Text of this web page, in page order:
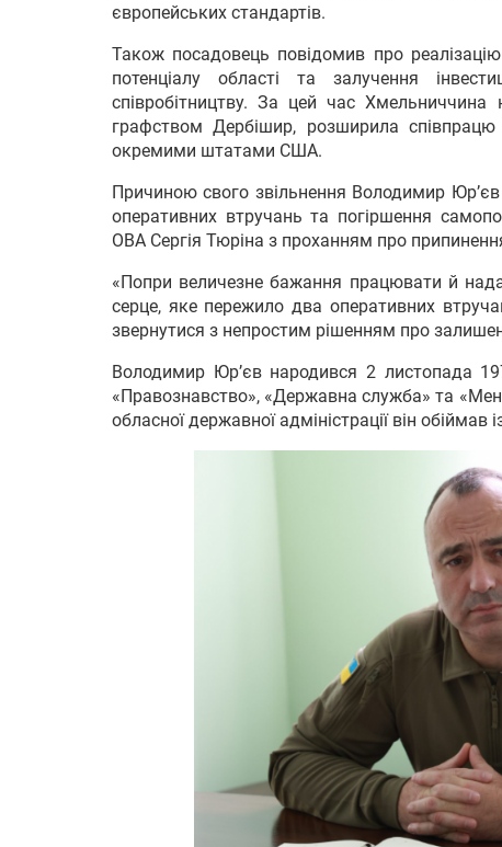
європейських стандартів.
Також посадовець повідомив про
потенціалу області та залучення
співробітництву. За цей час Хмельниччина
графством Дербішир, розширила
окремими штатами США.
Причиною свого звільнення Володимир
оперативних втручань та погіршення
ОВА Сергія Тюріна з проханням про
«Попри величезне бажання працювати й
серце, яке пережило два оперативних
звернутися з непростим рішенням про
Володимир Юр’єв народився 2 листопада
«Правознавство», «Державна служба» та
обласної державної адміністрації він обіймав